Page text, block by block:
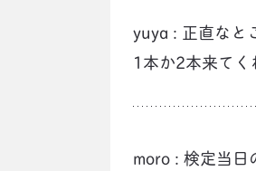
yuya : 正直なと
1本か2本来てく
moro : 検定当